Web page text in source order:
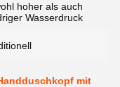
hoher als auch
Wasserdruck
mit